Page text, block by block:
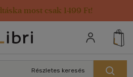
most csak 1499 Ft!
adatai
Részletes keresés